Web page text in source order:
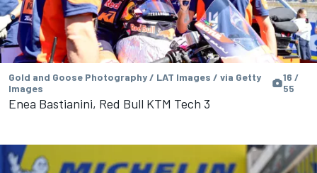
Gold and Goose Photography / LAT Images / via Getty
Images
16 /
55
Enea Bastianini, Red Bull KTM Tech 3